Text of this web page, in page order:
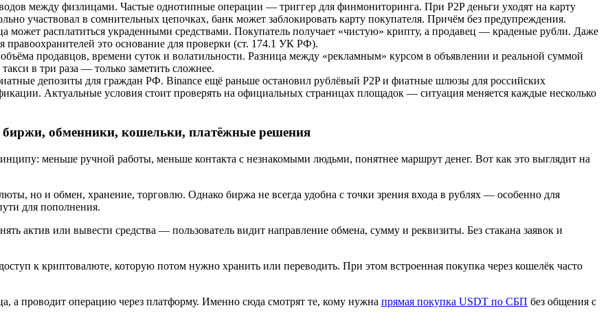
между физлицами. Частые однотипные операции — триггер для финмониторинга. При P2P деньги уходят на карту
участвовал в сомнительных цепочках, банк может заблокировать карту покупателя. Причём без предупреждения.
расплатиться украденными средствами. Покупатель получает «чистую» крипту, а продавец — краденые рубли. Даже
это основание для проверки (ст. 174.1 УК РФ).
продавцов, времени суток и волатильности. Разница между «рекламным» курсом в объявлении и реальной суммой
в три раза — только заметить сложнее.
депозиты для граждан РФ. Binance ещё раньше остановил рублёвый P2P и фиатные шлюзы для российских
Актуальные условия стоит проверять на официальных страницах площадок — ситуация меняется каждые несколько
биржи, обменники, кошельки, платёжные решения
меньше ручной работы, меньше контакта с незнакомыми людьми, понятнее маршрут денег. Вот как это выглядит на
но и обмен, хранение, торговлю. Однако биржа не всегда удобна с точки зрения входа в рублях — особенно для
для пополнения.
актив или вывести средства — пользователь видит направление обмена, сумму и реквизиты. Без стакана заявок и
к криптовалюте, которую потом нужно хранить или переводить. При этом встроенная покупка через кошелёк часто
а проводит операцию через платформу. Именно сюда смотрят те, кому нужна прямая покупка USDT по СБП без общения с